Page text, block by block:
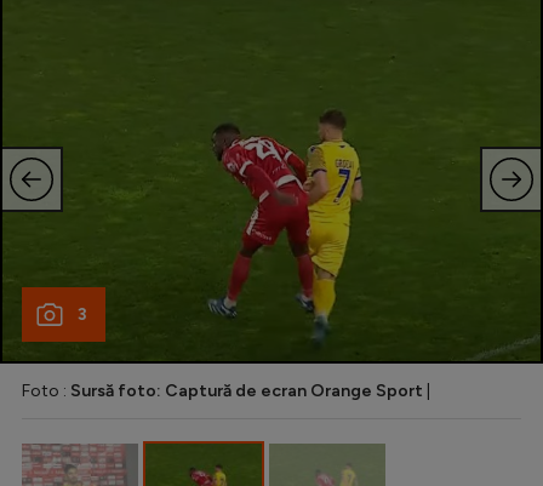
3
Foto : Sursă foto: Captură de ecran Orange Sport